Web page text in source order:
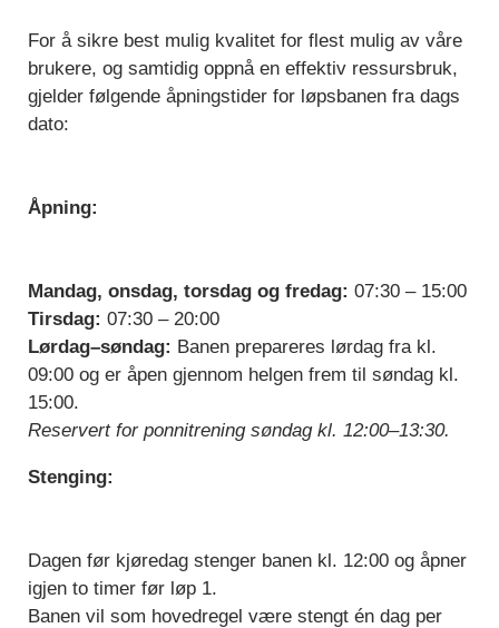
For å sikre best mulig kvalitet for flest mulig av våre
brukere, og samtidig oppnå en effektiv ressursbruk,
gjelder følgende åpningstider for løpsbanen fra dags
dato:
Åpning:
Mandag, onsdag, torsdag og fredag: 07:30 – 15:00
Tirsdag: 07:30 – 20:00
Lørdag–søndag: Banen prepareres lørdag fra kl.
09:00 og er åpen gjennom helgen frem til søndag kl.
15:00.
Reservert for ponnitrening søndag kl. 12:00–13:30.
Stenging:
Dagen før kjøredag stenger banen kl. 12:00 og åpner
igjen to timer før løp 1.
Banen vil som hovedregel være stengt én dag per